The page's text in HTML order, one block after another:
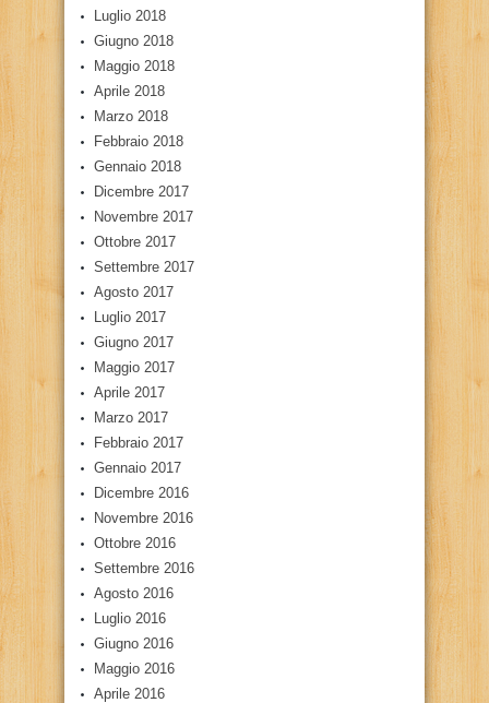
Luglio 2018
Giugno 2018
Maggio 2018
Aprile 2018
Marzo 2018
Febbraio 2018
Gennaio 2018
Dicembre 2017
Novembre 2017
Ottobre 2017
Settembre 2017
Agosto 2017
Luglio 2017
Giugno 2017
Maggio 2017
Aprile 2017
Marzo 2017
Febbraio 2017
Gennaio 2017
Dicembre 2016
Novembre 2016
Ottobre 2016
Settembre 2016
Agosto 2016
Luglio 2016
Giugno 2016
Maggio 2016
Aprile 2016